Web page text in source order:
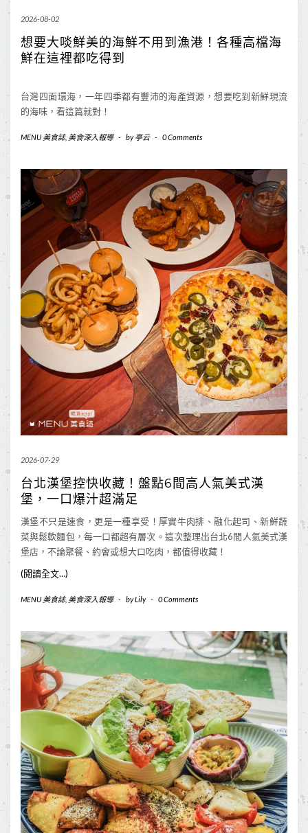
2026-08-02
想要大啖鮮美的海鮮不用到漁港！各種高檔海
鮮在這裡都吃得到
台灣四面環海，一年四季都有豐沛的海產資源，想要吃到新鮮現流
的海味，看這篇就對！
MENU 美食誌, 美食深入報導 - by亭云 - 0 Comments
2026-07-29
台北漢堡控快收藏！盤點6間高人氣美式漢
堡，一口爆汁超滿足
漢堡不只是速食，更是一種享受！厚實牛肉排、融化起司、新鮮蔬
菜與鬆軟麵包，每一口都超有層次。這次整理出台北6間人氣美式漢
堡店，不論聚餐、約會或想大口吃肉，都值得收藏！
(閱讀全文…)
MENU 美食誌, 美食深入報導 - byLily - 0 Comments